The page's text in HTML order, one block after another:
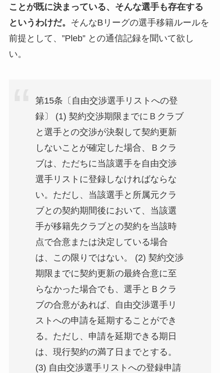
ことが既に決まっている、そんな選手も存在する
というわけだ。 そんなBリーグの選手移籍ルールを
前提として、”Pleb” との通信記録を聞いて欲し
い。
第15条〔自由交渉選手リストへの登
録〕 (1) 契約交渉期限までにＢクラブ
と選手との交渉が決裂して契約更新
しないことが確定した場合、Ｂクラ
ブは、ただちに当該選手を自由交渉
選手リストに登録しなければならな
い。ただし、当該選手と所属元クラ
ブとの契約期間後において、当該選
手が移籍先クラブとの契約を当該時
点で合意または決定している場合
は、この限りではない。 (2) 契約交渉
期限までに契約更新の最終合意に至
らなかった場合でも、選手とＢクラ
ブの合意があれば、自由交渉選手リ
ストへの申請を延期することができ
る。ただし、申請を延期できる期日
は、現行契約の満了日までとする。
(3) 自由交渉選手リストへの登録申請